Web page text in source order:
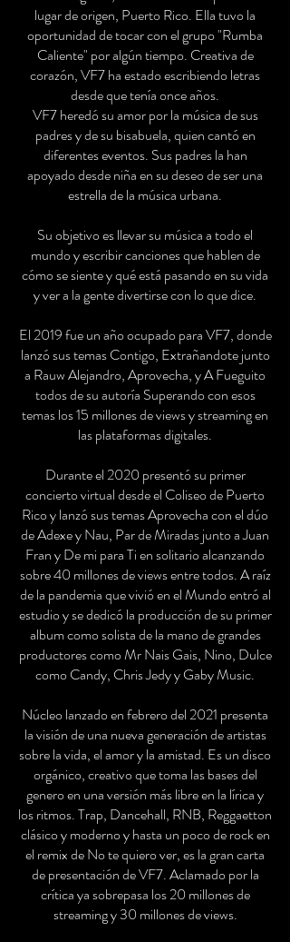
lugar de origen, Puerto Rico. Ella tuvo la
oportunidad de tocar con el grupo "Rumba
Caliente" por algún tiempo. Creativa de
corazón, VF7 ha estado escribiendo letras
desde que tenía once años.
VF7 heredó su amor por la música de sus
padres y de su bisabuela, quien cantó en
diferentes eventos. Sus padres la han
apoyado desde niña en su deseo de ser una
estrella de la música urbana.
Su objetivo es llevar su música a todo el
mundo y escribir canciones que hablen de
cómo se siente y qué está pasando en su vida
y ver a la gente divertirse con lo que dice.
El 2019 fue un año ocupado para VF7, donde
lanzó sus temas Contigo, Extrañandote junto
a Rauw Alejandro, Aprovecha, y A Fueguito
todos de su autoría Superando con esos
temas los 15 millones de views y streaming en
las plataformas digitales.
Durante el 2020 presentó su primer
concierto virtual desde el Coliseo de Puerto
Rico y lanzó sus temas Aprovecha con el dúo
de Adexe y Nau, Par de Miradas junto a Juan
Fran y De mi para Ti en solitario alcanzando
sobre 40 millones de views entre todos. A raíz
de la pandemia que vivió en el Mundo entró al
estudio y se dedicó la producción de su primer
album como solista de la mano de grandes
productores como Mr Nais Gais, Nino, Dulce
como Candy, Chris Jedy y Gaby Music.
Núcleo lanzado en febrero del 2021 presenta
la visión de una nueva generación de artistas
sobre la vida, el amor y la amistad. Es un disco
orgánico, creativo que toma las bases del
genero en una versión más libre en la lírica y
los ritmos. Trap, Dancehall, RNB, Reggaetton
clásico y moderno y hasta un poco de rock en
el remix de No te quiero ver, es la gran carta
de presentación de VF7. Aclamado por la
crítica ya sobrepasa los 20 millones de
streaming y 30 millones de views.